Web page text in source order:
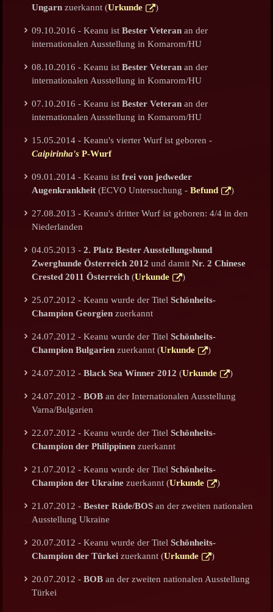
Ungarn zuerkannt (Urkunde )
09.10.2016 - Keanu istBester Veteran an der
internationalen Ausstellung in Komarom/HU
08.10.2016 - Keanu istBester Veteran an der
internationalen Ausstellung in Komarom/HU
07.10.2016 - Keanu istBester Veteran an der
internationalen Ausstellung in Komarom/HU
15.05.2014 - Keanu's vierter Wurf ist geboren -
Caipirinha's P-Wurf
09.01.2014 - Keanu istfrei von jedweder
Augenkrankheit (ECVO Untersuchung -Befund )
27.08.2013 - Keanu's dritter Wurf ist geboren: 4/4 in den
Niederlanden
04.05.2013 -2. Platz Bester Ausstellungshund
Zwerghunde Österreich 2012und damitNr. 2 Chinese
Crested 2011 Österreich(Urkunde )
25.07.2012 - Keanu wurde der TitelSchönheits-
Champion Georgien zuerkannt
24.07.2012 - Keanu wurde der TitelSchönheits-
Champion Bulgarien zuerkannt (Urkunde )
24.07.2012 -Black Sea Winner 2012 (Urkunde )
24.07.2012 -BOB an der Internationalen Ausstellung
Varna/Bulgarien
22.07.2012 - Keanu wurde der TitelSchönheits-
Champion der Philippinen zuerkannt
21.07.2012 - Keanu wurde der Titel Schönheits-
Champion der Ukraine zuerkannt (Urkunde )
21.07.2012 -Bester Rüde/BOS an der zweiten nationalen
Ausstellung Ukraine
20.07.2012 - Keanu wurde der TitelSchönheits-
Champion der Türkei zuerkannt (Urkunde )
20.07.2012 -BOB an der zweiten nationalen Ausstellung
Türkei